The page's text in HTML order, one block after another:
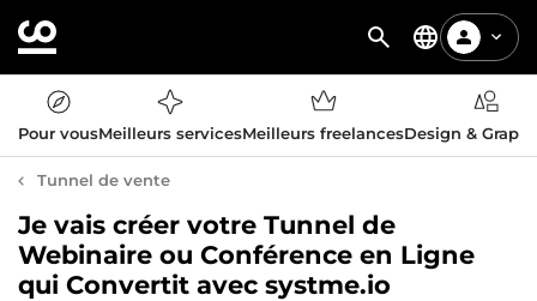
Pour vousMeilleurs servicesMeilleurs freelancesDesign &
Tunnel de vente
Je vais créer votre Tunnel de
Webinaire ou Conférence en Ligne
qui Convertit avec systme.io